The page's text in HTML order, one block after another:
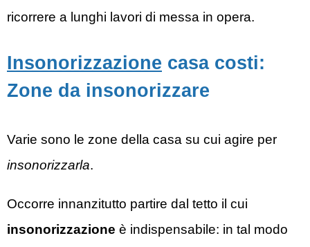
ricorrere a lunghi lavori di messa in opera.
Insonorizzazione casa costi:
Zone da insonorizzare
Varie sono le zone della casa su cui agire per
insonorizzarla.
Occorre innanzitutto partire dal tetto il cui
insonorizzazione è indispensabile: in tal modo